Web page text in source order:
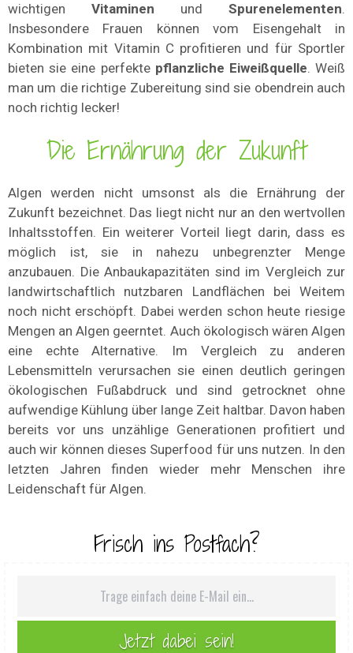
wichtigen Vitaminen und Spurenelementen.
Insbesondere Frauen können vom Eisengehalt in
Kombination mit Vitamin C profitieren und für Sportler
bieten sie eine perfekte pflanzliche Eiweißquelle. Weiß
man um die richtige Zubereitung sind sie obendrein auch
noch richtig lecker!
Die Ernährung der Zukunft
Algen werden nicht umsonst als die Ernährung der
Zukunft bezeichnet. Das liegt nicht nur an den wertvollen
Inhaltsstoffen. Ein weiterer Vorteil liegt darin, dass es
möglich ist, sie in nahezu unbegrenzter Menge
anzubauen. Die Anbaukapazitäten sind im Vergleich zur
landwirtschaftlich nutzbaren Landflächen bei Weitem
noch nicht erschöpft. Dabei werden schon heute riesige
Mengen an Algen geerntet. Auch ökologisch wären Algen
eine echte Alternative. Im Vergleich zu anderen
Lebensmitteln verursachen sie einen deutlich geringen
ökologischen Fußabdruck und sind getrocknet ohne
aufwendige Kühlung über lange Zeit haltbar. Davon haben
bereits vor uns unzählige Generationen profitiert und
auch wir können dieses Superfood für uns nutzen. In den
letzten Jahren finden wieder mehr Menschen ihre
Leidenschaft für Algen.
Frisch ins Postfach?